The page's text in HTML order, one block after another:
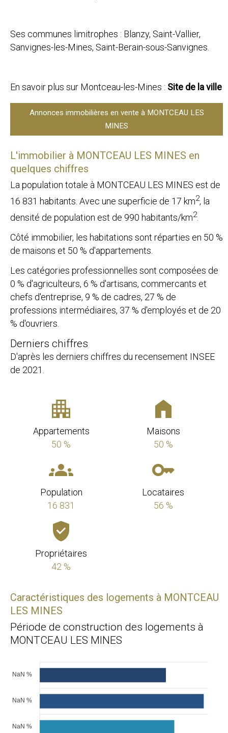
Ses communes limitrophes : Blanzy, Saint-Vallier,
Sanvignes-les-Mines, Saint-Berain-sous-Sanvignes.
En savoir plus sur Montceau-les-Mines : Site de la ville
Annonces immobilières en vente à MONTCEAU LES
MINES
L'immobilier à MONTCEAU LES MINES en
quelques chiffres
La population totale à MONTCEAU LES MINES est de
16 831 habitants. Avec une superficie de 17 km2, la
densité de population est de 990 habitants/km2.
Côté immobilier, les habitations sont réparties en 50 %
de maisons et 50 % d'appartements.
Les catégories professionnelles sont composées de
0 % d'agriculteurs, 6 % d'artisans, commercants et
chefs d'entreprise, 9 % de cadres, 27 % de
professions intermédiaires, 37 % d'employés et de 20
% d'ouvriers.
Derniers chiffres
D'après les derniers chiffres du recensement INSEE
de 2021.
Appartements
50 %
Maisons
50 %
Population
16 831
Locataires
56 %
Propriétaires
42 %
Caractéristiques des logements à MONTCEAU
LES MINES
Période de construction des logements à
MONTCEAU LES MINES
NaN %
NaN %
NaN %